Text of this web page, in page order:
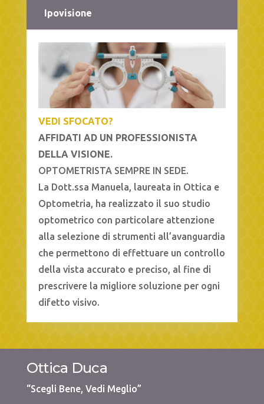
Ipovisione
VEDI SFOCATO?
AFFIDATI AD UN PROFESSIONISTA
DELLA VISIONE.
OPTOMETRISTA SEMPRE IN SEDE.
La Dott.ssa Manuela, laureata in Ottica e
Optometria, ha realizzato il suo studio
optometrico con particolare attenzione
alla selezione di strumenti all’avanguardia
che permettono di effettuare un controllo
della vista accurato e preciso, al fine di
prescrivere la migliore soluzione per ogni
difetto visivo.
Ottica Duca
“Scegli Bene, Vedi Meglio”